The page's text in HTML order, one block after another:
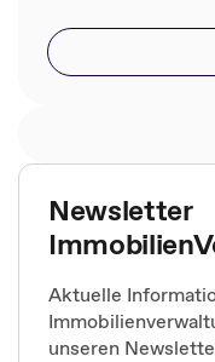
Newsletter
Aktuelle
unseren